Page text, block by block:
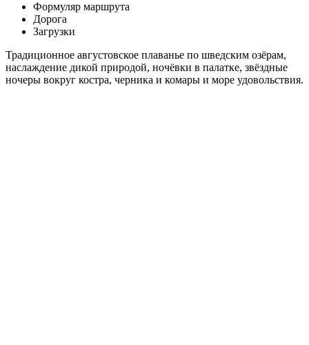
Формуляр маршрута
Дорога
Загрузки
Традиционное августовское плаванье по шведским озёрам,
наслаждение дикой природой, ночёвки в палатке, звёздные
ночеры вокруг костра, черника и комары и море удовольствия.